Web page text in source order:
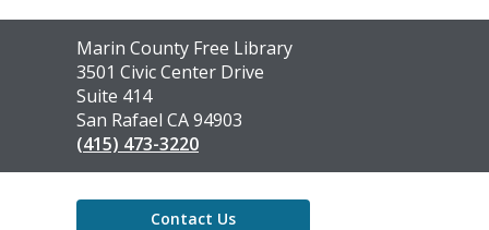
Contact
the
Library
Marin County Free Library
3501 Civic Center Drive
Suite 414
San Rafael CA 94903
(415) 473-3220
Contact Us